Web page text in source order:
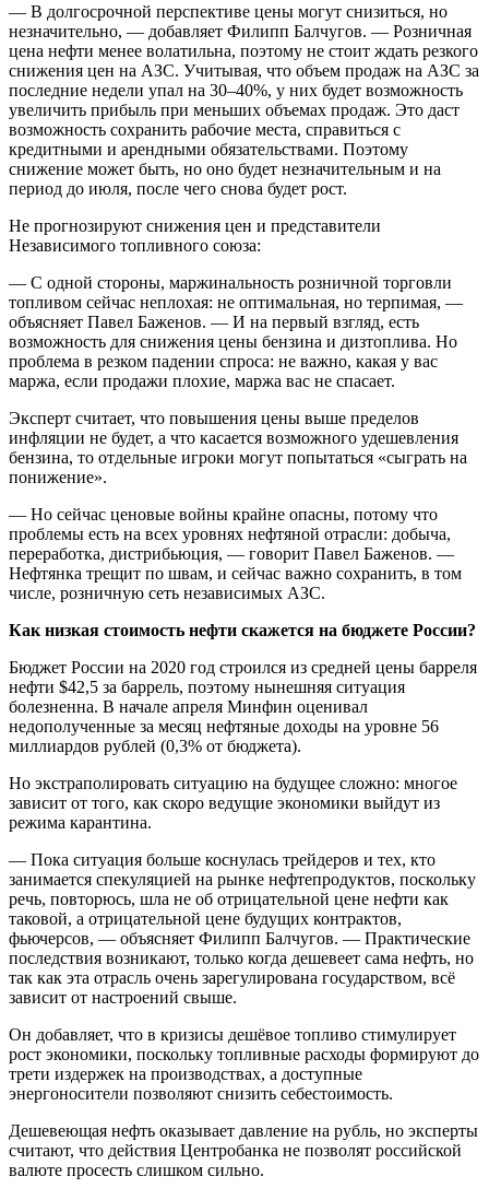
— В долгосрочной перспективе цены могут снизиться, но
незначительно, — добавляет Филипп Балчугов. — Розничная
цена нефти менее волатильна, поэтому не стоит ждать резкого
снижения цен на АЗС. Учитывая, что объем продаж на АЗС за
последние недели упал на 30–40%, у них будет возможность
увеличить прибыль при меньших объемах продаж. Это даст
возможность сохранить рабочие места, справиться с
кредитными и арендными обязательствами. Поэтому
снижение может быть, но оно будет незначительным и на
период до июля, после чего снова будет рост.
Не прогнозируют снижения цен и представители
Независимого топливного союза:
— С одной стороны, маржинальность розничной торговли
топливом сейчас неплохая: не оптимальная, но терпимая, —
объясняет Павел Баженов. — И на первый взгляд, есть
возможность для снижения цены бензина и дизтоплива. Но
проблема в резком падении спроса: не важно, какая у вас
маржа, если продажи плохие, маржа вас не спасает.
Эксперт считает, что повышения цены выше пределов
инфляции не будет, а что касается возможного удешевления
бензина, то отдельные игроки могут попытаться «сыграть на
понижение».
— Но сейчас ценовые войны крайне опасны, потому что
проблемы есть на всех уровнях нефтяной отрасли: добыча,
переработка, дистрибьюция, — говорит Павел Баженов. —
Нефтянка трещит по швам, и сейчас важно сохранить, в том
числе, розничную сеть независимых АЗС.
Как низкая стоимость нефти скажется на бюджете России?
Бюджет России на 2020 год строился из средней цены барреля
нефти $42,5 за баррель, поэтому нынешняя ситуация
болезненна. В начале апреля Минфин оценивал
недополученные за месяц нефтяные доходы на уровне 56
миллиардов рублей (0,3% от бюджета).
Но экстраполировать ситуацию на будущее сложно: многое
зависит от того, как скоро ведущие экономики выйдут из
режима карантина.
— Пока ситуация больше коснулась трейдеров и тех, кто
занимается спекуляцией на рынке нефтепродуктов, поскольку
речь, повторюсь, шла не об отрицательной цене нефти как
таковой, а отрицательной цене будущих контрактов,
фьючерсов, — объясняет Филипп Балчугов. — Практические
последствия возникают, только когда дешевеет сама нефть, но
так как эта отрасль очень зарегулирована государством, всё
зависит от настроений свыше.
Он добавляет, что в кризисы дешёвое топливо стимулирует
рост экономики, поскольку топливные расходы формируют до
трети издержек на производствах, а доступные
энергоносители позволяют снизить себестоимость.
Дешевеющая нефть оказывает давление на рубль, но эксперты
считают, что действия Центробанка не позволят российской
валюте просесть слишком сильно.